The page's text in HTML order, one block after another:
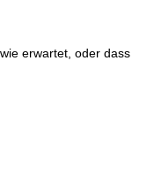
erwartet, oder dass